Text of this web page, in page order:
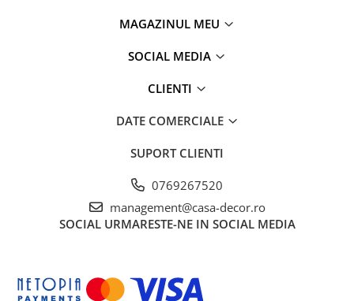
MAGAZINUL MEU
SOCIAL MEDIA
CLIENTI
DATE COMERCIALE
SUPORT CLIENTI
0769267520
management@casa-decor.ro
SOCIAL URMARESTE-NE IN SOCIAL MEDIA